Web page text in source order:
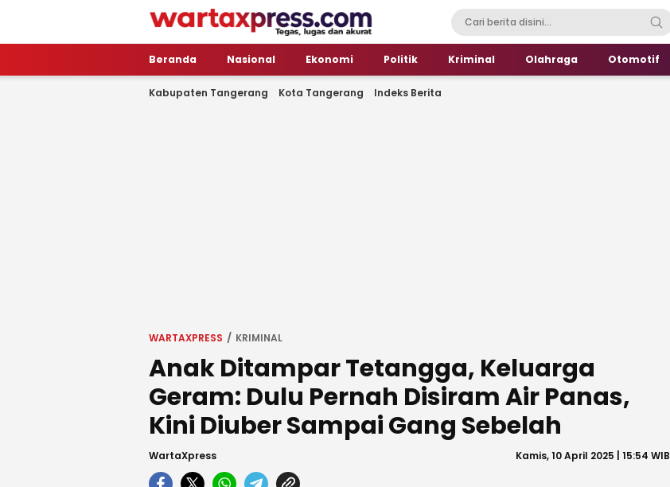
WartaXpress
Tegas, Lugas dan Akurat
Beranda Nasional Ekonomi Politik Kriminal Olahraga Otomotif
Kabupaten Tangerang Kota Tangerang Indeks Berita
WARTAXPRESS KRIMINAL
Anak Ditampar Tetangga, Keluarga
Geram: Dulu Pernah Disiram Air Panas,
Kini Diuber Sampai Gang Sebelah
WartaXpress Kamis, 10 April 2025 | 15:54 WIB